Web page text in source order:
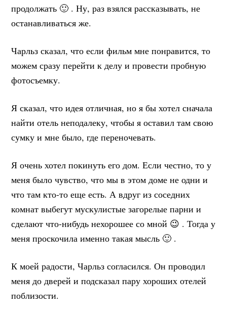
продолжать 🙂 . Ну, раз взялся рассказывать, не
останавливаться же.
Чарльз сказал, что если фильм мне понравится, то
можем сразу перейти к делу и провести пробную
фотосъемку.
Я сказал, что идея отличная, но я бы хотел сначала
найти отель неподалеку, чтобы я оставил там свою
сумку и мне было, где переночевать.
Я очень хотел покинуть его дом. Если честно, то у
меня было чувство, что мы в этом доме не одни и
что там кто-то еще есть. А вдруг из соседних
комнат выбегут мускулистые загорелые парни и
сделают что-нибудь нехорошее со мной 😉 . Тогда у
меня проскочила именно такая мысль 🙂 .
К моей радости, Чарльз согласился. Он проводил
меня до дверей и подсказал пару хороших отелей
поблизости.